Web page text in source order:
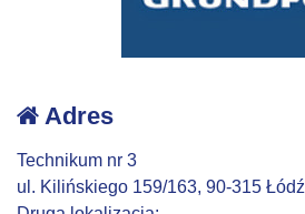
Adres
Technikum nr 3
ul. Kilińskiego 159/163, 90-315 Łódź